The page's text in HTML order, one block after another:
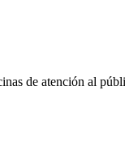
de atención al